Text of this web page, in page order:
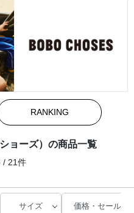
RANKING
ョーズ）の商品一覧
/ 21件
サイズ 価格・セール